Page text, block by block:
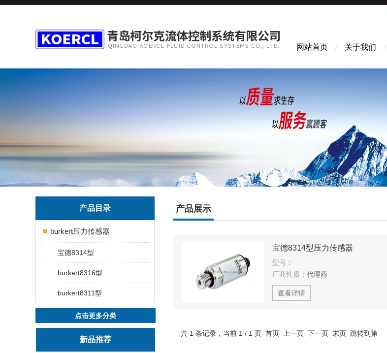
网站首页 关于我们
产品目录
burkert压力传感器
宝德8314型
burkert8316型
burkert8311型
点击更多分类
新品推荐
产品展示
宝德8314型压力传感器
型号：
厂商性质： 代理商
查看详情
共 1 条记录，当前 1 / 1 页 首页 上一页 下一页 末页 跳转到第